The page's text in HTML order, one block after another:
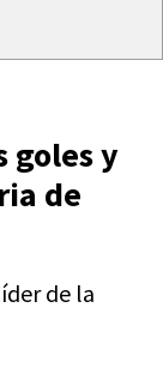
goles y
de
de la